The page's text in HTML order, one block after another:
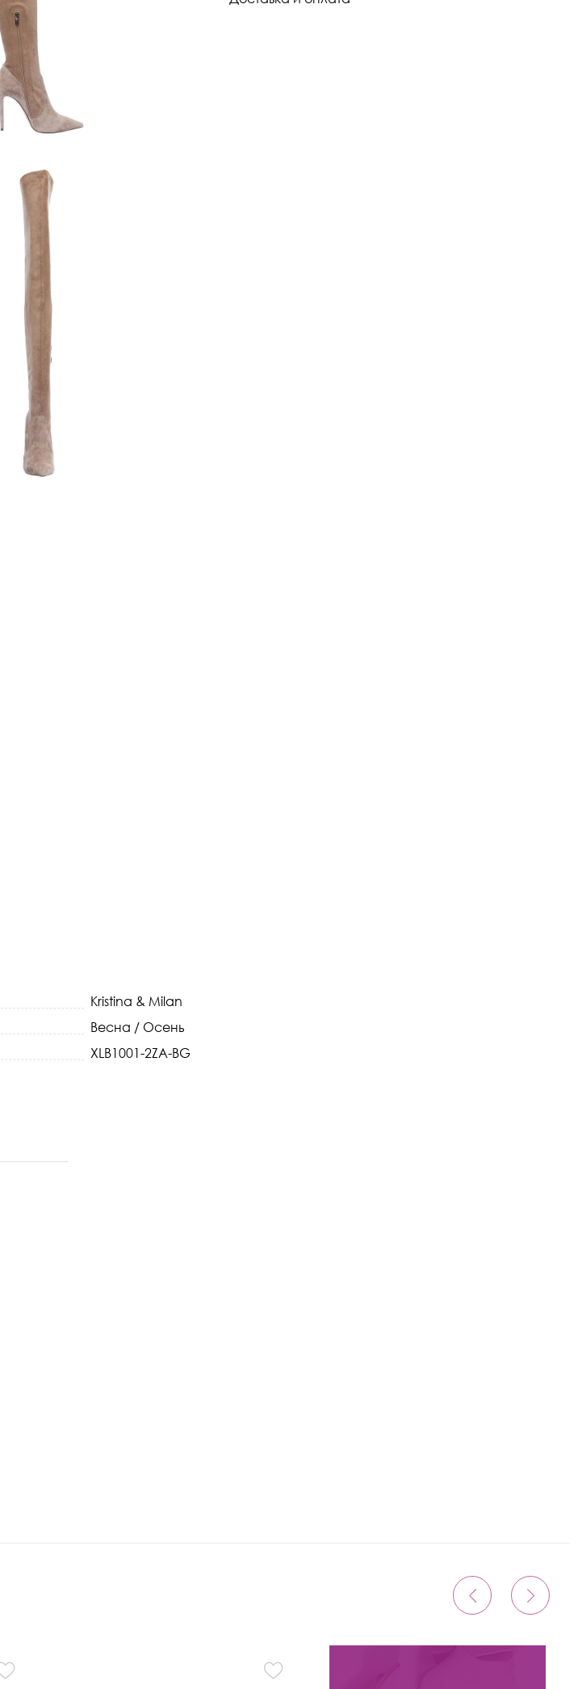
Kristina & Milan
Весна / Осень
XLB1001-2ZA-BG